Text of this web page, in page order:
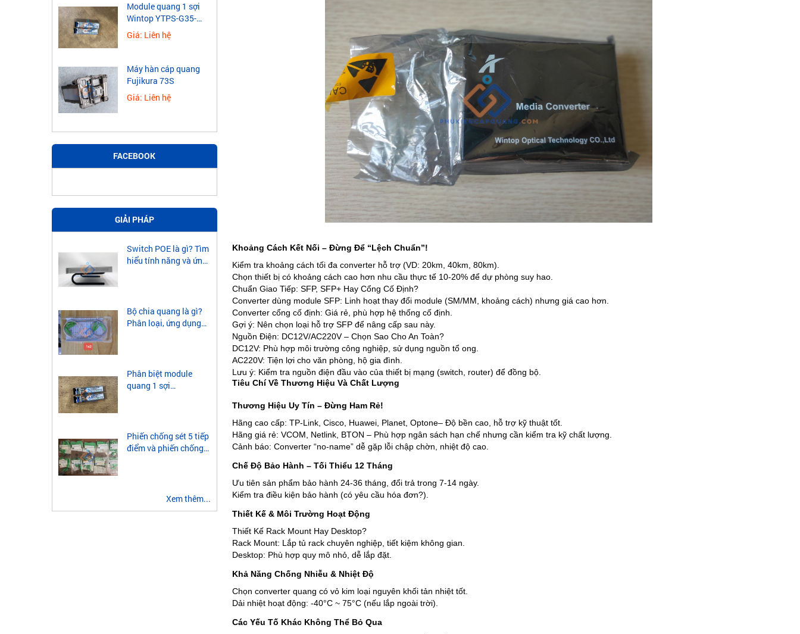
Module quang 1 sợi
Wintop YTPS-G35-
40LD 1.25G
Giá: Liên hệ
Máy hàn cáp quang
Fujikura 73S
Giá: Liên hệ
FACEBOOK
GIẢI PHÁP
Switch POE là gì? Tìm
hiểu tính năng và ứng
Bộ chia quang là gì?
Phân loại, ứng dụng
Phân biệt module
quang 1 sợi
Phiến chống sét 5 tiếp
điểm và phiến chống
Xem thêm...
Khoảng Cách Kết Nối – Đừng Để “Lệch Chuẩn”!
Kiểm tra khoảng cách tối đa converter hỗ trợ (VD: 20km, 40km, 80km).
Chọn thiết bị có khoảng cách cao hơn nhu cầu thực tế 10-20% để dự phòng suy hao.
Chuẩn Giao Tiếp: SFP, SFP+ Hay Cổng Cố Định?
Converter dùng module SFP: Linh hoạt thay đổi module (SM/MM, khoảng cách) nhưng giá cao hơn.
Converter cổng cố định: Giá rẻ, phù hợp hệ thống cố định.
Gợi ý: Nên chọn loại hỗ trợ SFP để nâng cấp sau này.
Nguồn Điện: DC12V/AC220V – Chọn Sao Cho An Toàn?
DC12V: Phù hợp môi trường công nghiệp, sử dụng nguồn tổ ong.
AC220V: Tiện lợi cho văn phòng, hộ gia đình.
Lưu ý: Kiểm tra nguồn điện đầu vào của thiết bị mạng (switch, router) để đồng bộ.
Tiêu Chí Về Thương Hiệu Và Chất Lượng
Thương Hiệu Uy Tín – Đừng Ham Rẻ!
Hãng cao cấp: TP-Link, Cisco, Huawei, Planet, Optone– Độ bền cao, hỗ trợ kỹ thuật tốt.
Hãng giá rẻ: VCOM, Netlink, BTON – Phù hợp ngân sách hạn chế nhưng cần kiểm tra kỹ chất lượng.
Cảnh báo: Converter “no-name” dễ gặp lỗi chập chờn, nhiệt độ cao.
Chế Độ Bảo Hành – Tối Thiểu 12 Tháng
Ưu tiên sản phẩm bảo hành 24-36 tháng, đổi trả trong 7-14 ngày.
Kiểm tra điều kiện bảo hành (có yêu cầu hóa đơn?).
Thiết Kế & Môi Trường Hoạt Động
Thiết Kế Rack Mount Hay Desktop?
Rack Mount: Lắp tủ rack chuyên nghiệp, tiết kiệm không gian.
Desktop: Phù hợp quy mô nhỏ, dễ lắp đặt.
Khả Năng Chống Nhiễu & Nhiệt Độ
Chọn converter quang có vỏ kim loại nguyên khối tản nhiệt tốt.
Dải nhiệt hoạt động: -40°C ~ 75°C (nếu lắp ngoài trời).
Các Yếu Tố Khác Không Thể Bỏ Qua